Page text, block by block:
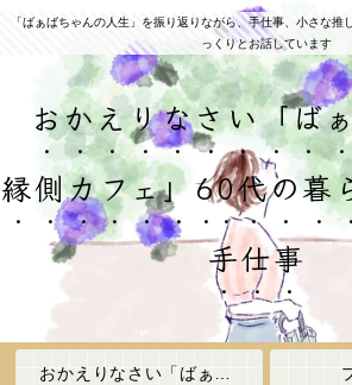
「ばぁばちゃんの人生」を振り返りながら、手仕事、小さな推
っくりとお話しています
おかえりなさい「ば
縁側カフェ」60代の暮
手仕事